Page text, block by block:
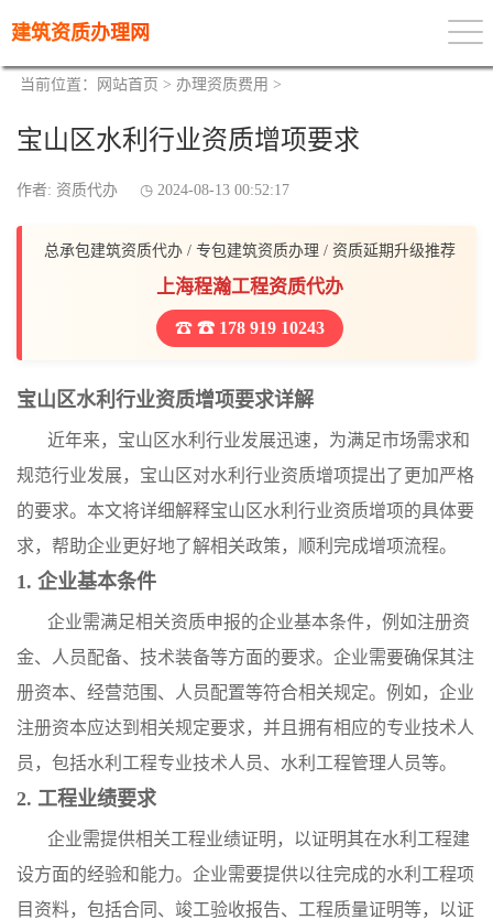
建筑资质办理网
当前位置： 网站首页 > 办理资质费用 >
宝山区水利行业资质增项要求
作者: 资质代办 2024-08-13 00:52:17
总承包建筑资质代办 / 专包建筑资质办理 / 资质延期升级推荐
上海程瀚工程资质代办
☎ 178 919 10243
宝山区水利行业资质增项要求详解
近年来，宝山区水利行业发展迅速，为满足市场需求和
规范行业发展，宝山区对水利行业资质增项提出了更加严格
的要求。本文将详细解释宝山区水利行业资质增项的具体要
求，帮助企业更好地了解相关政策，顺利完成增项流程。
1. 企业基本条件
企业需满足相关资质申报的企业基本条件，例如注册资
金、人员配备、技术装备等方面的要求。企业需要确保其注
册资本、经营范围、人员配置等符合相关规定。例如，企业
注册资本应达到相关规定要求，并且拥有相应的专业技术人
员，包括水利工程专业技术人员、水利工程管理人员等。
2. 工程业绩要求
企业需提供相关工程业绩证明，以证明其在水利工程建
设方面的经验和能力。企业需要提供以往完成的水利工程项
目资料，包括合同、竣工验收报告、工程质量证明等，以证